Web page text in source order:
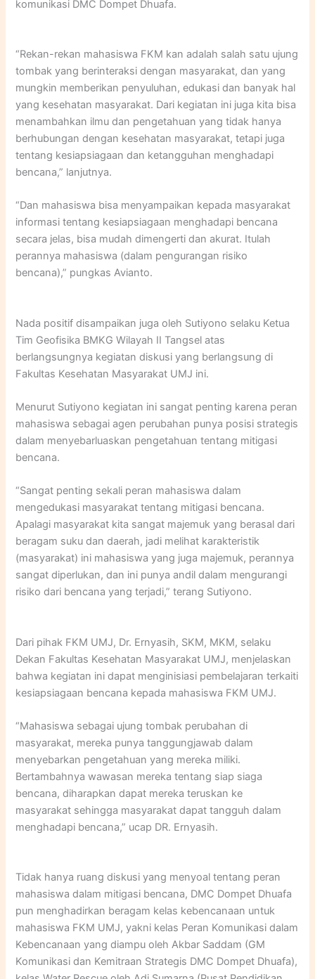
komunikasi DMC Dompet Dhuafa.
“Rekan-rekan mahasiswa FKM kan adalah salah satu ujung
tombak yang berinteraksi dengan masyarakat, dan yang
mungkin memberikan penyuluhan, edukasi dan banyak hal
yang kesehatan masyarakat. Dari kegiatan ini juga kita bisa
menambahkan ilmu dan pengetahuan yang tidak hanya
berhubungan dengan kesehatan masyarakat, tetapi juga
tentang kesiapsiagaan dan ketangguhan menghadapi
bencana,” lanjutnya.
“Dan mahasiswa bisa menyampaikan kepada masyarakat
informasi tentang kesiapsiagaan menghadapi bencana
secara jelas, bisa mudah dimengerti dan akurat. Itulah
perannya mahasiswa (dalam pengurangan risiko
bencana),” pungkas Avianto.
Nada positif disampaikan juga oleh Sutiyono selaku Ketua
Tim Geofisika BMKG Wilayah II Tangsel atas
berlangsungnya kegiatan diskusi yang berlangsung di
Fakultas Kesehatan Masyarakat UMJ ini.
Menurut Sutiyono kegiatan ini sangat penting karena peran
mahasiswa sebagai agen perubahan punya posisi strategis
dalam menyebarluaskan pengetahuan tentang mitigasi
bencana.
“Sangat penting sekali peran mahasiswa dalam
mengedukasi masyarakat tentang mitigasi bencana.
Apalagi masyarakat kita sangat majemuk yang berasal dari
beragam suku dan daerah, jadi melihat karakteristik
(masyarakat) ini mahasiswa yang juga majemuk, perannya
sangat diperlukan, dan ini punya andil dalam mengurangi
risiko dari bencana yang terjadi,” terang Sutiyono.
Dari pihak FKM UMJ, Dr. Ernyasih, SKM, MKM, selaku
Dekan Fakultas Kesehatan Masyarakat UMJ, menjelaskan
bahwa kegiatan ini dapat menginisiasi pembelajaran terkaiti
kesiapsiagaan bencana kepada mahasiswa FKM UMJ.
“Mahasiswa sebagai ujung tombak perubahan di
masyarakat, mereka punya tanggungjawab dalam
menyebarkan pengetahuan yang mereka miliki.
Bertambahnya wawasan mereka tentang siap siaga
bencana, diharapkan dapat mereka teruskan ke
masyarakat sehingga masyarakat dapat tangguh dalam
menghadapi bencana,” ucap DR. Ernyasih.
Tidak hanya ruang diskusi yang menyoal tentang peran
mahasiswa dalam mitigasi bencana, DMC Dompet Dhuafa
pun menghadirkan beragam kelas kebencanaan untuk
mahasiswa FKM UMJ, yakni kelas Peran Komunikasi dalam
Kebencanaan yang diampu oleh Akbar Saddam (GM
Komunikasi dan Kemitraan Strategis DMC Dompet Dhuafa),